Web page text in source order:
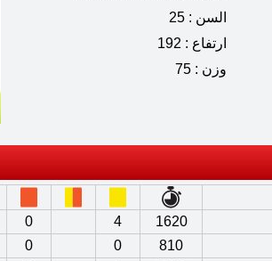
السن : 25
ارتفاع : 192
وزن : 75
1620
4
0
810
0
0